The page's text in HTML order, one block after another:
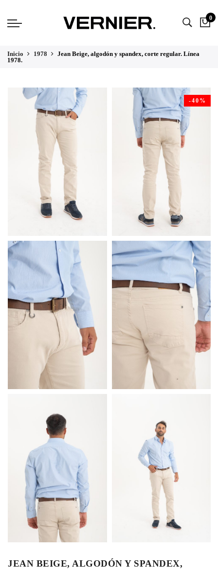
0
Inicio 1978
Jean Beige, algodón y spandex, corte regular. Línea
1978.
-40%
JEAN BEIGE, ALGODÓN Y SPANDEX,